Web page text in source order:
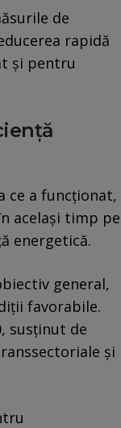
de
rapidă
și pentru
ce a funcționat,
același timp pe
energetică.
general,
favorabile.
susținut de
și